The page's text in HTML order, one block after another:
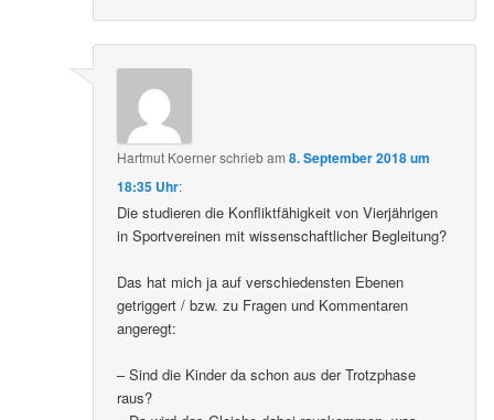
Hartmut Koernerschriebam8. September 2018 um
18:35 Uhr:
Die studieren die Konfliktfähigkeit von Vierjährigen
in Sportvereinen mit wissenschaftlicher Begleitung?
Das hat mich ja auf verschiedensten Ebenen
getriggert / bzw. zu Fragen und Kommentaren
angeregt:
– Sind die Kinder da schon aus der Trotzphase
raus?